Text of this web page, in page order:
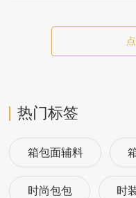
热门标签
箱包面辅料
时尚包包 时